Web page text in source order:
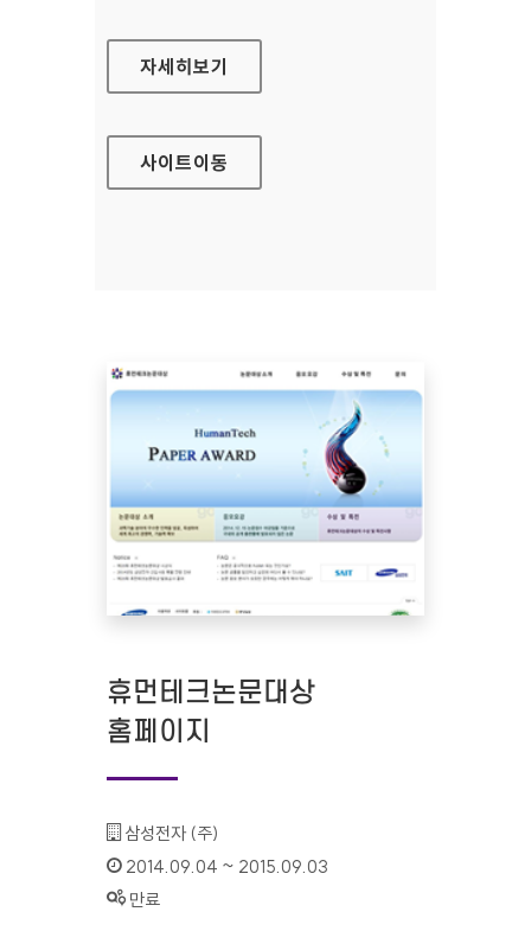
삼성전자 승마단 홈페이지
자세히보기
사이트이동
휴먼테크논문대상
홈페이지
기관명 :
삼성전자 (주)
인증기간 :
2014.09.04 ~ 2015.09.03
상태 :
만료